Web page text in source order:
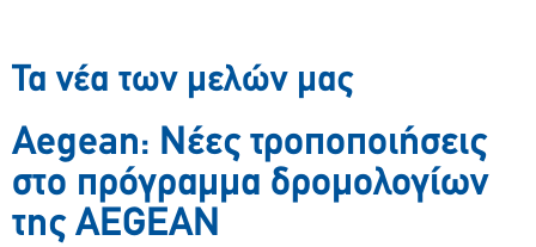
Τα νέα των μελών μας
Aegean: Νέες τροποποιήσεις
στο πρόγραμμα δρομολογίων
της AEGEAN